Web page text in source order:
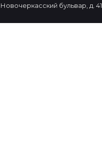
Новочеркасский бульвар, д. 41